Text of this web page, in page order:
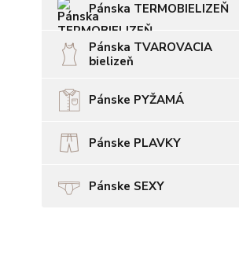
Pánska TERMOBIELIZEŇ
Pánska TVAROVACIA
bielizeň
Pánske PYŽAMÁ
Pánske PLAVKY
Pánske SEXY